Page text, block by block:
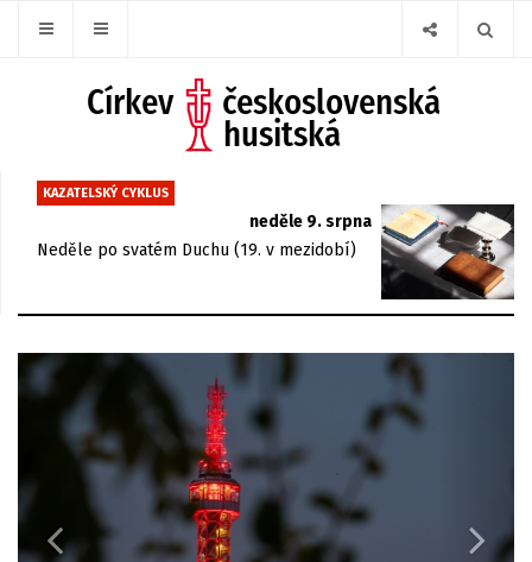
KAZATELSKÝ CYKLUS
neděle 9. srpna
Neděle po svatém Duchu (19. v mezidobí)
Previous